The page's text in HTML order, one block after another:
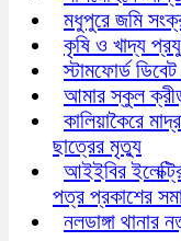
মধুপুরে জমি
কৃষি ও খাদ্য
স্টামফোর্ড
আমার স্কুল
কালিয়াকৈরে
ছাত্রের মৃত্যু
আইইবির
পত্র প্রকাশের
নলডাঙ্গা